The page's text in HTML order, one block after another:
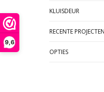
9,6
KLUISDEUR
RECENTE PROJECTEN
OPTIES